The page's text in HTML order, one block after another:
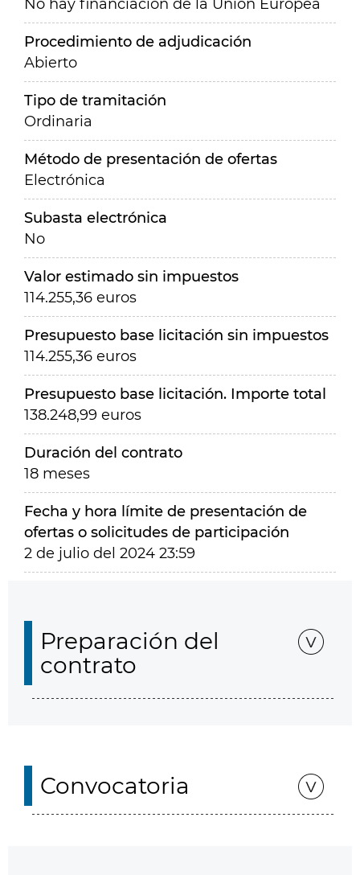
No hay financiación de la Unión Europea
Procedimiento de adjudicación
Abierto
Tipo de tramitación
Ordinaria
Método de presentación de ofertas
Electrónica
Subasta electrónica
No
Valor estimado sin impuestos
114.255,36 euros
Presupuesto base licitación sin impuestos
114.255,36 euros
Presupuesto base licitación. Importe total
138.248,99 euros
Duración del contrato
18 meses
Fecha y hora límite de presentación de
ofertas o solicitudes de participación
2 de julio del 2024 23:59
Preparación del
contrato
Convocatoria